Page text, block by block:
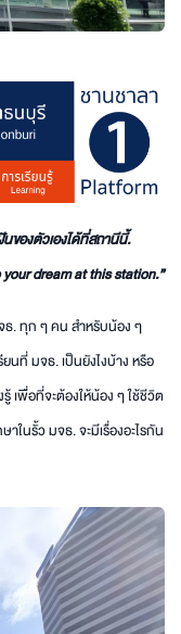
ของตัวเองได้ที่สถานีนี้.
dream at this station.”
. ทุก ๆ คน สำหรับน้อง ๆ
นที่ มจธ. เป็นยังไงบ้าง หรือ
เพื่อที่จะต้องให้น้อง ๆ ใช้ชีวิต
นรั้ว มจธ. จะมีเรื่องอะไรกัน